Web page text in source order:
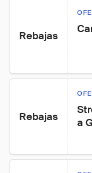
Rebajas
Rebajas
a